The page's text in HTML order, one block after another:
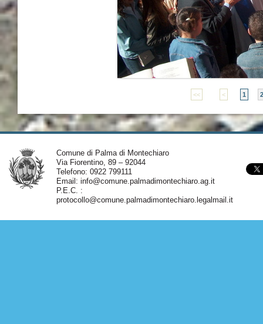
<< < 1 2
Comune di Palma di Montechiaro
Via Fiorentino, 89 – 92044
Telefono: 0922 799111
Email: info@comune.palmadimontechiaro.ag.it
P.E.C. :
protocollo@comune.palmadimontechiaro.legalmail.it